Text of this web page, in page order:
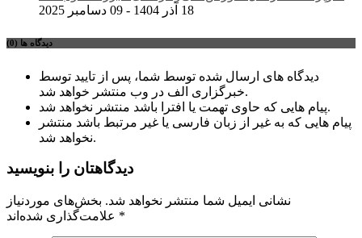
18 آذر 1404 - 09 دسامبر 2025
دیدگاه ها (0)
دیدگاه های ارسال شده توسط شما، پس از تایید توسط
خبرگزاری الف در وب منتشر خواهد شد.
پیام هایی که حاوی تهمت یا افترا باشد منتشر نخواهد شد.
پیام هایی که به غیر از زبان فارسی یا غیر مرتبط باشد منتشر
نخواهد شد.
دیدگاهتان را بنویسید
نشانی ایمیل شما منتشر نخواهد شد. بخش‌های موردنیاز
*